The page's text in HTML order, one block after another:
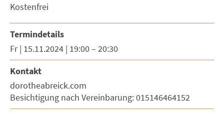
Kostenfrei
Termindetails
Fr | 15.11.2024 | 19:00 – 20:30
Kontakt
dorotheabreick.com
Besichtigung nach Vereinbarung: 015146464152